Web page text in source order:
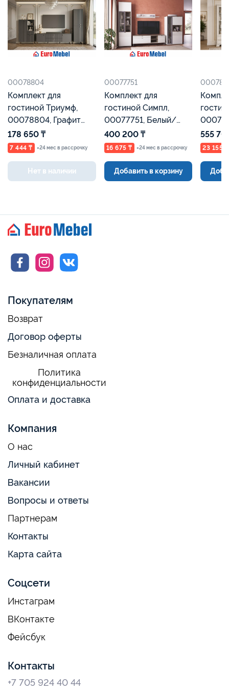
00078804
Комплект для
гостиной Триумф,
00078804, Графит
серый/Графит,
Евромебель
178 650 ₸
7 444 ₸ ×24 мес в рассрочку
Нет в наличии
00077751
Комплект для
гостиной Симпл,
00077751, Белый/
Монте/Джелато,
Евромебель
400 200 ₸
16 675 ₸ ×24 мес в рассрочку
Добавить в корзину
555
23 155 ₸
Покупателям
Возврат
Договор оферты
Безналичная оплата
Политика
конфиденциальности
Оплата и доставка
Компания
О нас
Личный кабинет
Вакансии
Вопросы и ответы
Партнерам
Контакты
Карта сайта
Соцсети
Инстаграм
ВКонтакте
Фейсбук
Контакты
+7 705 924 40 44